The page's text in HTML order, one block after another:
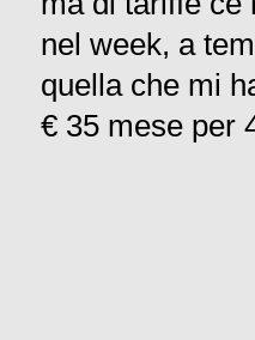
nel week, a
quella che mi
€ 35 mese per